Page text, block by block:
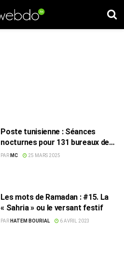
Poste tunisienne : Séances
nocturnes pour 131 bureaux de
poste les 27 et 28 mars
PAR MC 25 MARS 2025
Les mots de Ramadan : #15. La
« Sahria » ou le versant festif
PAR HATEM BOURIAL 6 AVRIL 2023